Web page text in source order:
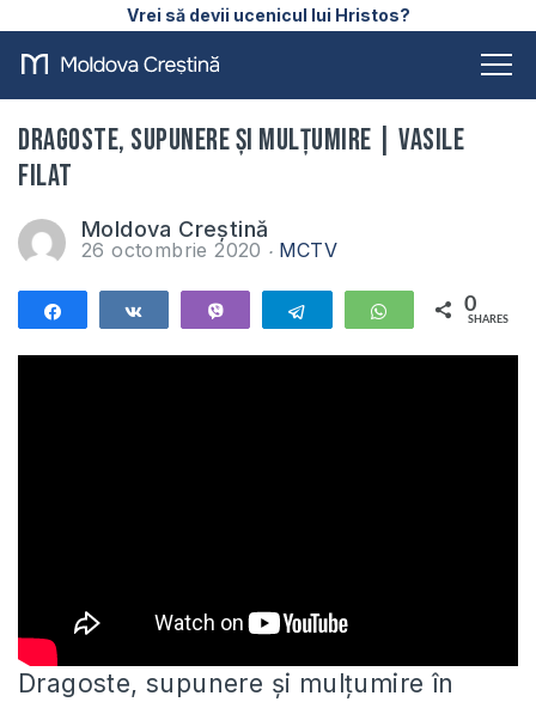
Vrei să devii ucenicul lui Hristos?
Dragoste, supunere și mulțumire | Vasile
Filat
Moldova Creștină
26 octombrie 2020 MCTV
Telegram WhatsApp
0
SHARES
Dragoste, supunere și mulțumire în